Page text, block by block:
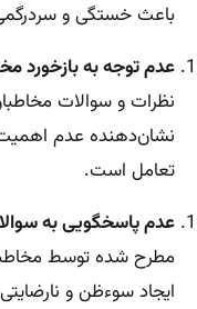
باعث خستگی و
عدم توجه به بازخورد
نظرات و سوالات
نشان‌دهنده عدم
تعامل است.
عدم پاسخگویی به
مطرح شده توسط
ایجاد سوءظن و